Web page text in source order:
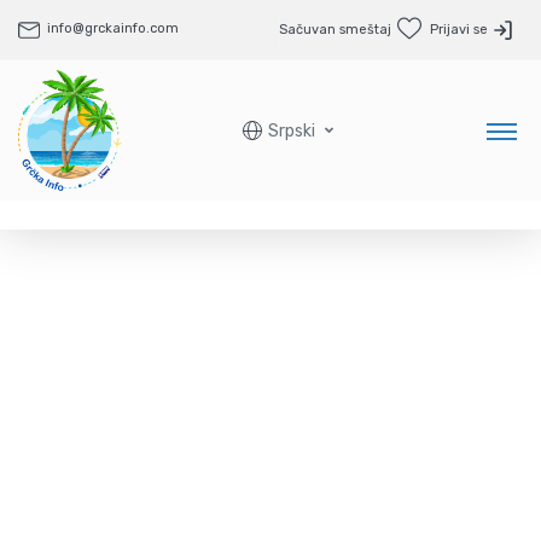
info@grckainfo.com Sačuvan smeštaj Prijavi se
Srpski